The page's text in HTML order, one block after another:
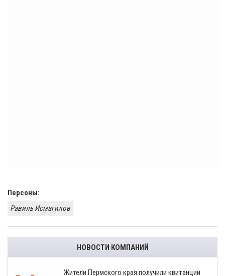
Персоны:
Равиль Исмагилов
НОВОСТИ КОМПАНИЙ
​Жители Пермского края получили квитанции